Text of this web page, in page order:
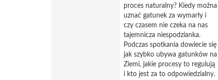
proces naturalny? Kiedy można
uznać gatunek za wymarły i
czy czasem nie czeka na nas
tajemnicza niespodzianka.
Podczas spotkania dowiecie się
jak szybko ubywa gatunków na
Ziemi, jakie procesy to regulują
i kto jest za to odpowiedzialny.